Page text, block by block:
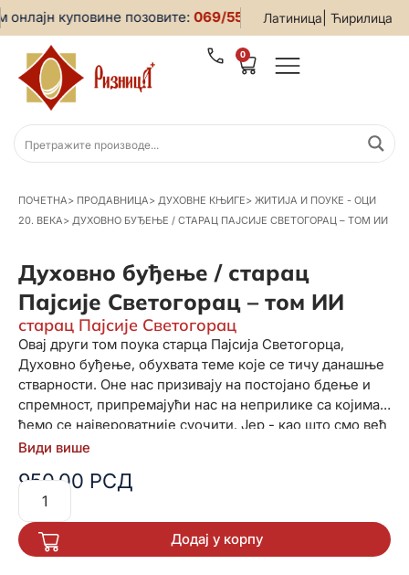
Латиница Ћирилица
куповине позовите:069/5599-019• За све
0
ПОЧЕТНА> ПРОДАВНИЦА> ДУХОВНЕ КЊИГЕ> ЖИТИЈА И ПОУКЕ - ОЦИ
20. ВЕКА> ДУХОВНО БУЂЕЊЕ / СТАРАЦ ПАЈСИЈЕ СВЕТОГОРАЦ – ТОМ ИИ
Духовно буђење / старац
Пајсије Светогорац – том ИИ
старац Пајсије Светогорац
Овај други том поука старца Пајсија Светогорца,
Духовно буђење, обухвата теме које се тичу данашње
стварности. Оне нас призивају на постојано бдење и
спремност, припремајући нас на неприлике са којима
ћемо се највероватније суочити. Јер - као што смо већ
видели - обистињује се оно што је Старац често
тако да буде; једна свеопшта пометња".
Види више
950,00 РСД
Додај у корпу